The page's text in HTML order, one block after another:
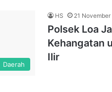
Daerah
HS 21
Polsek Loa
Kehangatan
Ilir